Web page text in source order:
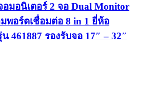
มอนิเตอร์ 2 จอ Dual Monitor
พอร์ตเชื่อมต่อ 8 in 1 ยี่ห้อ
461887 รองรับจอ 17″ – 32″